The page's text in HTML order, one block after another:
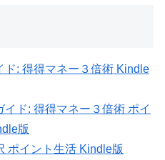
ド: 得得マネー３倍術 Kindle
ド: 得得マネー３倍術 ポイ
版
ポイント生活 Kindle版